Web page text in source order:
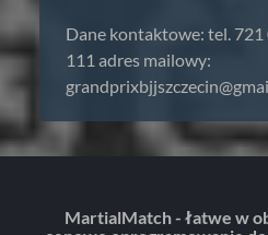
Dane kontaktowe: tel. 721
111 adres mailowy:
MartialMatch - łatwe w